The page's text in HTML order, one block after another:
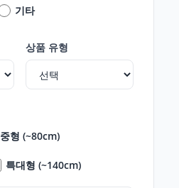
기타
상품 유형
중형 (~80cm)
특대형 (~140cm)